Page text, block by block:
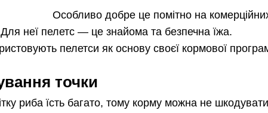
Особливо добре це помітно на
неї пелетс — це знайома та безпечна їжа.
пелетси як основу своєї кормової
точки
риба їсть багато, тому корму можна не